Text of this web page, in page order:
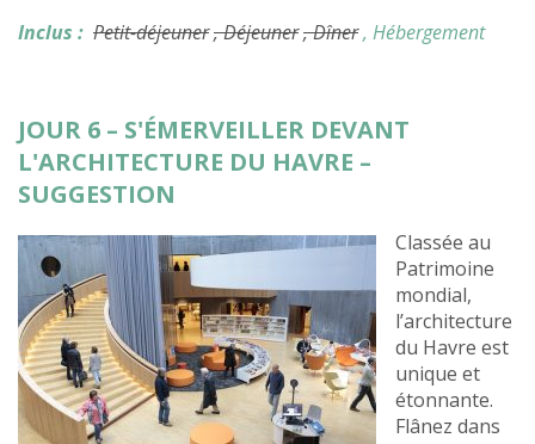
Inclus : Petit-déjeuner, Déjeuner, Dîner, Hébergement
JOUR 6 – S'ÉMERVEILLER DEVANT
L'ARCHITECTURE DU HAVRE –
SUGGESTION
Classée au
Patrimoine
mondial,
l’architecture
du Havre est
unique et
étonnante.
Flânez dans